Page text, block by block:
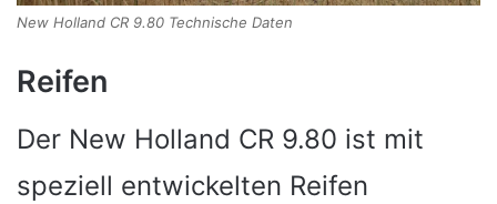
New Holland CR 9.80 Technische Daten
Reifen
Der New Holland CR 9.80 ist mit
speziell entwickelten Reifen